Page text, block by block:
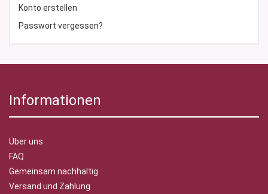
Konto erstellen
Passwort vergessen?
Informationen
Über uns
FAQ
Gemeinsam nachhaltig
Versand und Zahlung